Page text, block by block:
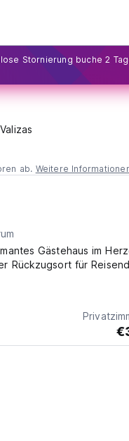
Stornierung buche 2
ab. Weitere
Gästehaus im
Rückzugsort für